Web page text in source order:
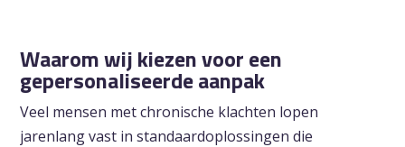
Waarom wij kiezen voor een
gepersonaliseerde aanpak
Veel mensen met chronische klachten lopen
jarenlang vast in standaardoplossingen die